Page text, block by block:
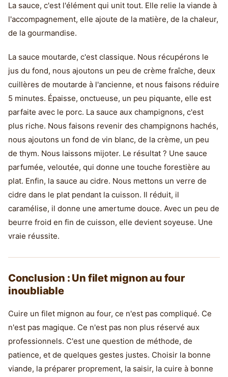
La sauce, c'est l'élément qui unit tout. Elle relie la viande à
l'accompagnement, elle ajoute de la matière, de la chaleur,
de la gourmandise.
La sauce moutarde, c'est classique. Nous récupérons le
jus du fond, nous ajoutons un peu de crème fraîche, deux
cuillères de moutarde à l'ancienne, et nous faisons réduire
5 minutes. Épaisse, onctueuse, un peu piquante, elle est
parfaite avec le porc. La sauce aux champignons, c'est
plus riche. Nous faisons revenir des champignons hachés,
nous ajoutons un fond de vin blanc, de la crème, un peu
de thym. Nous laissons mijoter. Le résultat ? Une sauce
parfumée, veloutée, qui donne une touche forestière au
plat. Enfin, la sauce au cidre. Nous mettons un verre de
cidre dans le plat pendant la cuisson. Il réduit, il
caramélise, il donne une amertume douce. Avec un peu de
beurre froid en fin de cuisson, elle devient soyeuse. Une
vraie réussite.
Conclusion : Un filet mignon au four
inoubliable
Cuire un filet mignon au four, ce n'est pas compliqué. Ce
n'est pas magique. Ce n'est pas non plus réservé aux
professionnels. C'est une question de méthode, de
patience, et de quelques gestes justes. Choisir la bonne
viande, la préparer proprement, la saisir, la cuire à bonne